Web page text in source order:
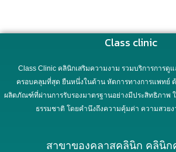
Class clinic
Class Clinic คลินิกเสริมความงาม รวมบริการการ
ครอบคลุมที่สุด ยืนหนึ่งในด้าน หัตการทางการแพทย์
ผลิตภัณฑ์ที่ผ่านการรับรองมาตรฐานอย่างมีประสิทธิภาพ
ธรรมชาติ โดยคำนึงถึงความคุ้มค่า ความสวย
สาขาของคลาสคลินิก คลินิก